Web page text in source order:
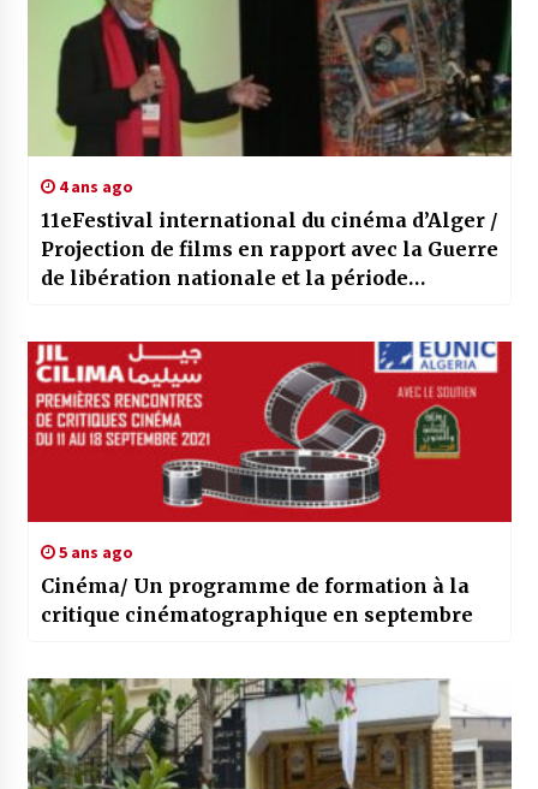
4 ans ago
11eFestival international du cinéma d’Alger /
Projection de films en rapport avec la Guerre
de libération nationale et la période
5 ans ago
Cinéma/ Un programme de formation à la
critique cinématographique en septembre